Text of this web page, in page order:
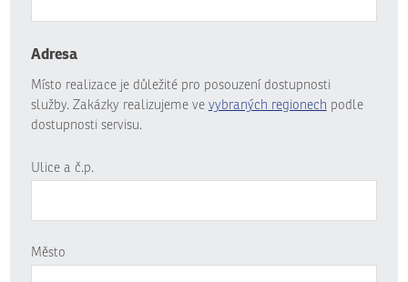
Adresa
Místo realizace je důležité pro posouzení dostupnosti
služby. Zakázky realizujeme ve vybraných regionech podle
dostupnosti servisu.
Ulice a č.p.
Město